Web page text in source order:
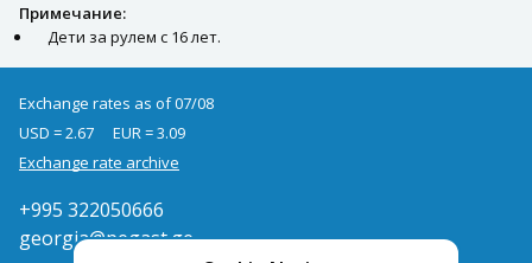
Примечание:
Дети за рулем с 16 лет.
Exchange rates as of 07/08
USD = 2.67
EUR = 3.09
Exchange rate archive
+995 322050666
georgia@pegast.ge